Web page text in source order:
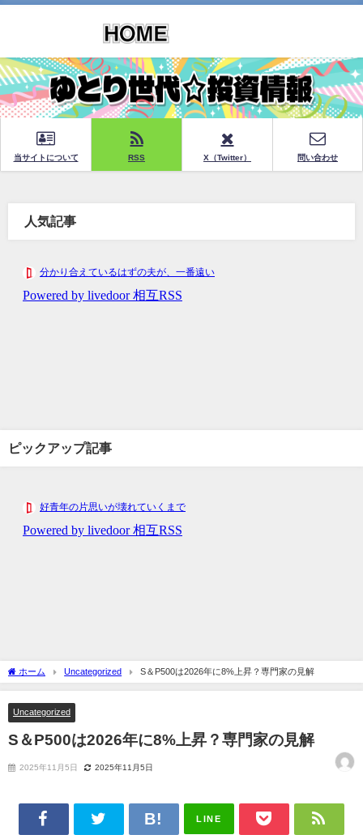
当サイトについて RSS X（Twitter） 問い合わせ
人気記事
ピックアップ記事
ホーム Uncategorized S＆P500は2026年に8%上昇？専門家の見解
Uncategorized
S＆P500は2026年に8%上昇？専門家の見解
2025年11月5日 2025年11月5日
LINE